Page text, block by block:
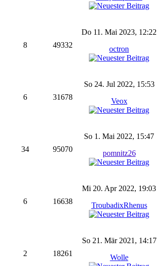
8 49332
Do 11. Mai 2023, 12:22
octron
6 31678
So 24. Jul 2022, 15:53
Veox
34 95070
So 1. Mai 2022, 15:47
pomnitz26
6 16638
Mi 20. Apr 2022, 19:03
TroubadixRhenus
2 18261
So 21. Mär 2021, 14:17
Wolle